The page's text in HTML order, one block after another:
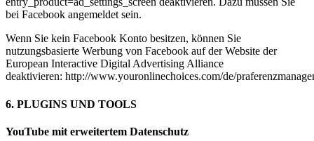
bei Facebook angemeldet sein.
Wenn Sie kein Facebook Konto besitzen, können Sie
nutzungsbasierte Werbung von Facebook auf der Website der
European Interactive Digital Advertising Alliance
deaktivieren: http://www.youronlinechoices.com/de/
6. PLUGINS UND TOOLS
YouTube mit erweitertem Datenschutz